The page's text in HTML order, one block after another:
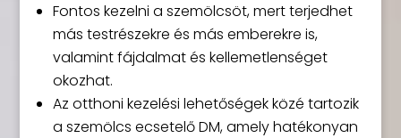
Fontos kezelni a szemölcsöt, mert terjedhet
más testrészekre és más emberekre is,
valamint fájdalmat és kellemetlenséget
okozhat.
Az otthoni kezelési lehetőségek közé tartozik
a szemölcs ecsetelő DM, amely hatékonyan